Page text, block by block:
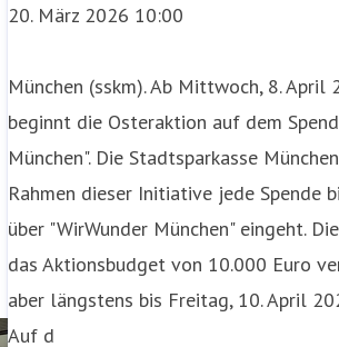
20. März 2026 10:00
München (sskm). Ab Mittwoch, 8. April
beginnt die Osteraktion auf dem
München". Die Stadtsparkasse
Rahmen dieser Initiative jede Spende
über "WirWunder München" eingeht.
das Aktionsbudget von 10.000 Euro
aber längstens bis Freitag, 10. April
Auf d